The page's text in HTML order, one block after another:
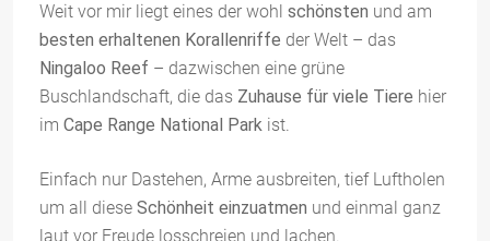
Weit vor mir liegt eines der wohl schönsten und am
besten erhaltenen Korallenriffe der Welt – das
Ningaloo Reef – dazwischen eine grüne
Buschlandschaft, die das Zuhause für viele Tiere hier
im Cape Range National Park ist.
Einfach nur Dastehen, Arme ausbreiten, tief Luftholen
um all diese Schönheit einzuatmen und einmal ganz
laut vor Freude losschreien und lachen.